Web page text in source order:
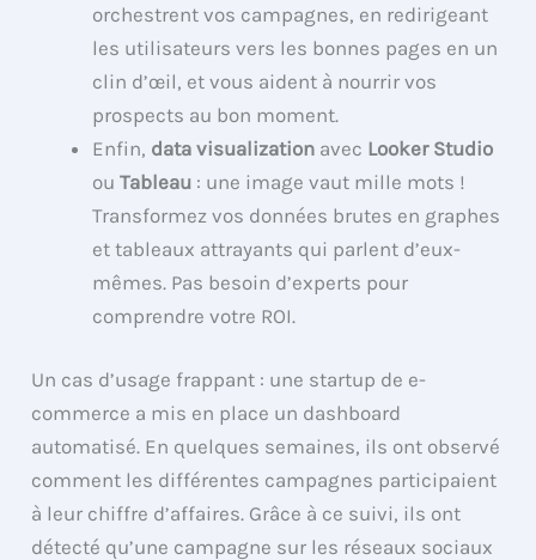
orchestrent vos campagnes, en redirigeant
les utilisateurs vers les bonnes pages en un
clin d’œil, et vous aident à nourrir vos
prospects au bon moment.
Enfin, data visualization avec Looker Studio
ouTableau : une image vaut mille mots !
Transformez vos données brutes en graphes
et tableaux attrayants qui parlent d’eux-
mêmes. Pas besoin d’experts pour
comprendre votre ROI.
Un cas d’usage frappant : une startup de e-
commerce a mis en place un dashboard
automatisé. En quelques semaines, ils ont observé
comment les différentes campagnes participaient
à leur chiffre d’affaires. Grâce à ce suivi, ils ont
détecté qu’une campagne sur les réseaux sociaux